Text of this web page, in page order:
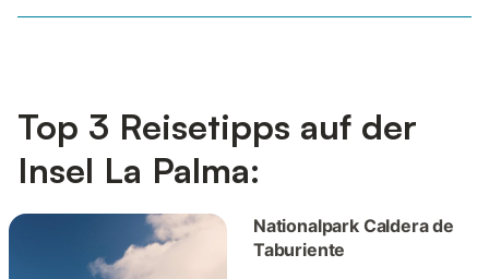
Top 3 Reisetipps auf der
Insel La Palma:
Nationalpark Caldera de
Taburiente